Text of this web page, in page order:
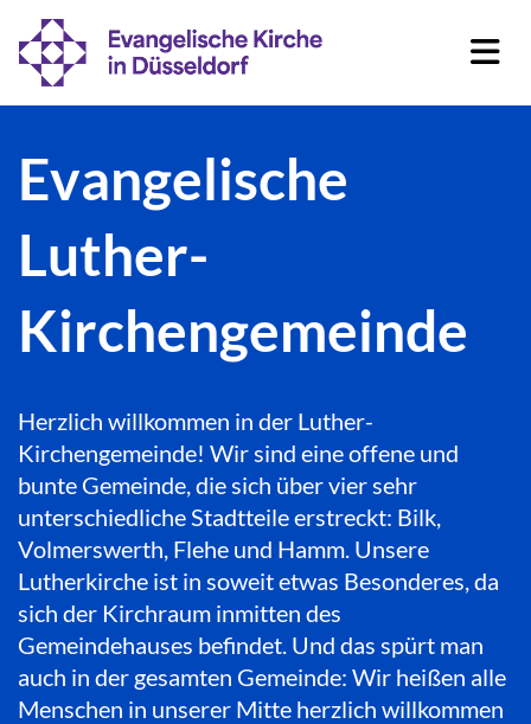
Evangelische
Luther-
Kirchengemeinde
Herzlich willkommen in der Luther-
Kirchengemeinde! Wir sind eine offene und
bunte Gemeinde, die sich über vier sehr
unterschiedliche Stadtteile erstreckt: Bilk,
Volmerswerth, Flehe und Hamm. Unsere
Lutherkirche ist in soweit etwas Besonderes, da
sich der Kirchraum inmitten des
Gemeindehauses befindet. Und das spürt man
auch in der gesamten Gemeinde: Wir heißen alle
Menschen in unserer Mitte herzlich willkommen